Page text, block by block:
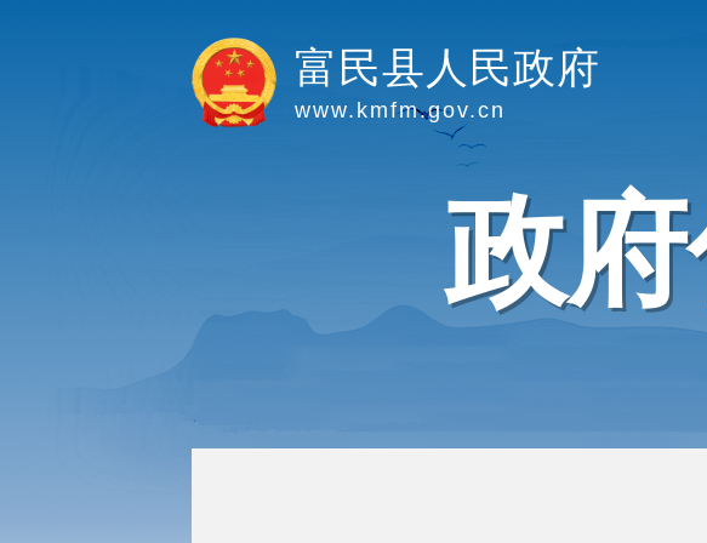
富民县人民政府
www.kmfm.gov.cn
政